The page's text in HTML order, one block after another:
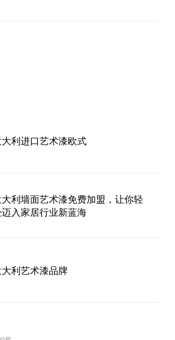
5个选择标准
利进口艺术漆欧式
利墙面艺术漆免费加盟，让你轻
入家居行业新蓝海
利艺术漆品牌
意大利艺术漆